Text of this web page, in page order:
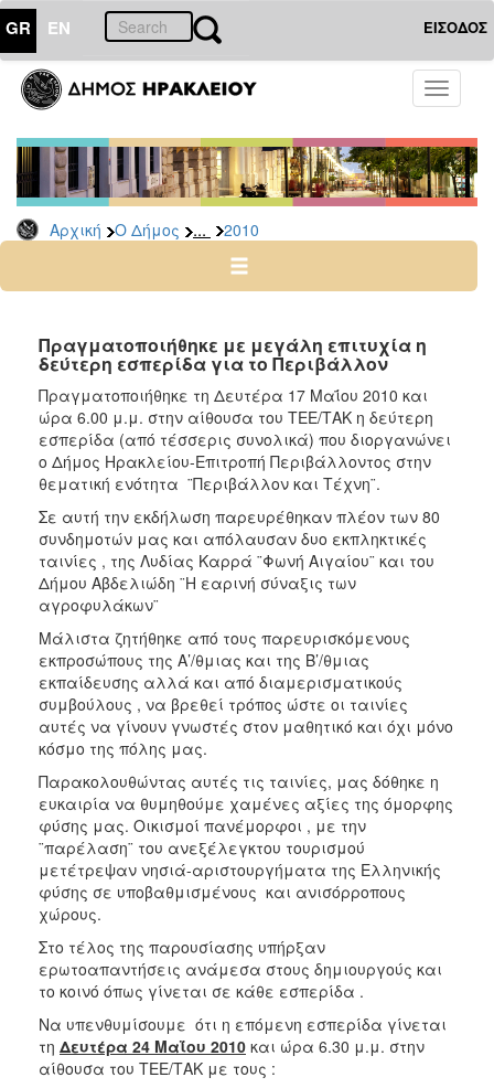
GR EN ΕΙΣΟΔΟΣ
Toggle
Αρχική Ο Δήμος ... 2010
ΔΗΜΟΣ
Δελτία
Τύπου
Αρχείο
2026
2024
2022
2021
2020
2019
2018
2017
2016
2015
2013
2012
2011
2010
2006
ΤΟΠΟΣ
ΠΟΛΙΤΙΣΜΟΣ
ΑΝΘΕΚΤΙΚΗ
ΠΟΛΗ
Πραγματοποιήθηκε με μεγάλη επιτυχία η
δεύτερη εσπερίδα για το Περιβάλλον
Πραγματοποιήθηκε τη Δευτέρα 17 Μαΐου 2010 και
ώρα 6.00 μ.μ. στην αίθουσα του ΤΕΕ/ΤΑΚ η δεύτερη
εσπερίδα (από τέσσερις συνολικά) που διοργανώνει
ο Δήμος Ηρακλείου-Επιτροπή Περιβάλλοντος στην
θεματική ενότητα ¨Περιβάλλον και Τέχνη¨.
Σε αυτή την εκδήλωση παρευρέθηκαν πλέον των 80
συνδημοτών μας και απόλαυσαν δυο εκπληκτικές
ταινίες , της Λυδίας Καρρά ¨Φωνή Αιγαίου¨ και του
Δήμου Αβδελιώδη ¨Η εαρινή σύναξις των
αγροφυλάκων¨
Μάλιστα ζητήθηκε από τους παρευρισκόμενους
εκπροσώπους της Α’/θμιας και της Β’/θμιας
εκπαίδευσης αλλά και από διαμερισματικούς
συμβούλους , να βρεθεί τρόπος ώστε οι ταινίες
αυτές να γίνουν γνωστές στον μαθητικό και όχι μόνο
κόσμο της πόλης μας.
Παρακολουθώντας αυτές τις ταινίες, μας δόθηκε η
ευκαιρία να θυμηθούμε χαμένες αξίες της όμορφης
φύσης μας. Οικισμοί πανέμορφοι , με την
¨παρέλαση¨ του ανεξέλεγκτου τουρισμού
μετέτρεψαν νησιά-αριστουργήματα της Ελληνικής
φύσης σε υποβαθμισμένους και ανισόρροπους
χώρους.
Στο τέλος της παρουσίασης υπήρξαν
ερωτοαπαντήσεις ανάμεσα στους δημιουργούς και
το κοινό όπως γίνεται σε κάθε εσπερίδα .
Να υπενθυμίσουμε ότι η επόμενη εσπερίδα γίνεται
τη Δευτέρα 24 Μαΐου 2010 και ώρα 6.30 μ.μ. στην
αίθουσα του ΤΕΕ/ΤΑΚ με τους :